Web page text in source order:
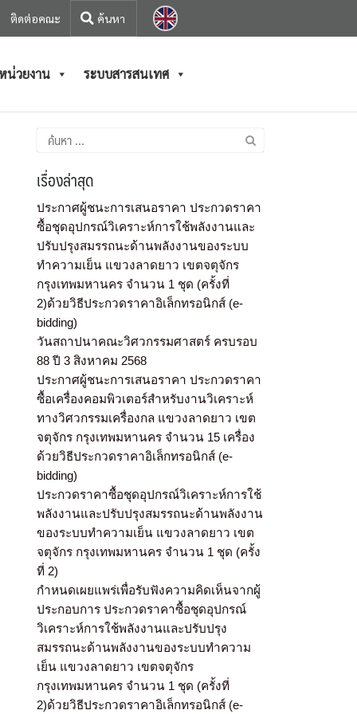
ติดต่อคณะ
น่วยงาน ระบบสารสนเทศ
เรื่องล่าสุด
ประกาศผู้ชนะการเสนอราคา ประกวดราคา
ซื้อชุดอุปกรณ์วิเคราะห์การใช้พลังงานและ
ปรับปรุงสมรรถนะด้านพลังงานของระบบ
ทำความเย็น แขวงลาดยาว เขตจตุจักร
กรุงเทพมหานคร จำนวน 1 ชุด (ครั้งที่
2)ด้วยวิธีประกวดราคาอิเล็กทรอนิกส์ (e-
bidding)
วันสถาปนาคณะวิศวกรรมศาสตร์ ครบรอบ
88 ปี 3 สิงหาคม 2568
ประกาศผู้ชนะการเสนอราคา ประกวดราคา
ซื้อเครื่องคอมพิวเตอร์สำหรับงานวิเคราะห์
ทางวิศวกรรมเครื่องกล แขวงลาดยาว เขต
จตุจักร กรุงเทพมหานคร จำนวน 15 เครื่อง
ด้วยวิธีประกวดราคาอิเล็กทรอนิกส์ (e-
bidding)
ประกวดราคาซื้อชุดอุปกรณ์วิเคราะห์การใช้
พลังงานและปรับปรุงสมรรถนะด้านพลังงาน
ของระบบทำความเย็น แขวงลาดยาว เขต
จตุจักร กรุงเทพมหานคร จำนวน 1 ชุด (ครั้ง
ที่ 2)
กำหนดเผยแพร่เพื่อรับฟังความคิดเห็นจากผู้
ประกอบการ ประกวดราคาซื้อชุดอุปกรณ์
วิเคราะห์การใช้พลังงานและปรับปรุง
สมรรถนะด้านพลังงานของระบบทำความ
เย็น แขวงลาดยาว เขตจตุจักร
กรุงเทพมหานคร จำนวน 1 ชุด (ครั้งที่
2)ด้วยวิธีประกวดราคาอิเล็กทรอนิกส์ (e-